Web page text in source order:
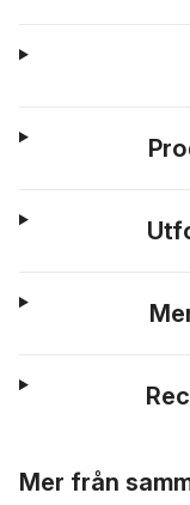
Mer från